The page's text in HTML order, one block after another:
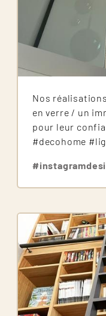
Nos
en verre / un
pour leur
#decohome
Image